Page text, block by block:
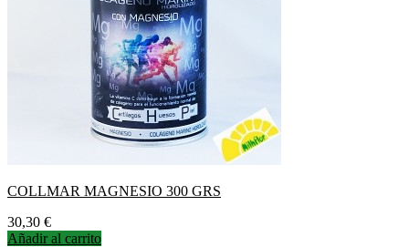
COLLMAR MAGNESIO 300 GRS
Precio
30,30 €
Añadir al carrito